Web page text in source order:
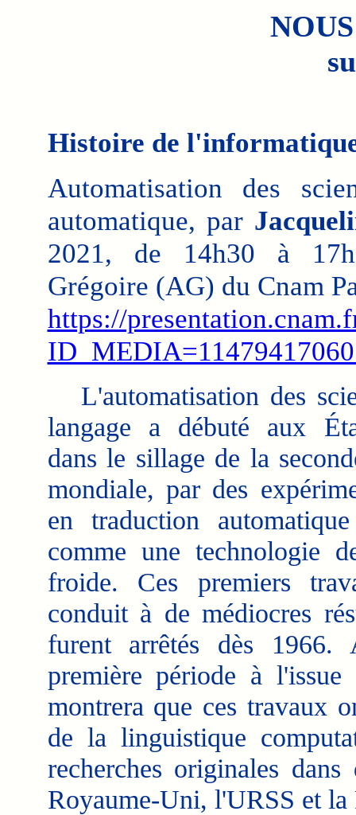
Histoire de
Automatisation des
automatique, par
2021, de 14h30 à
Grégoire (AG) du Cnam
https://
L'automatisation des
langage a débuté aux
dans le sillage de la
mondiale, par des
en traduction
comme une technologie
froide. Ces premiers
conduit à de médiocres
furent arrêtés dès 1966.
première période à l'issue
montrera que ces travaux
de la linguistique
recherches originales
Royaume-Uni, l'URSS et la